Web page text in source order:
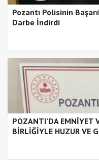
Pozantı Polisinin
Darbe İndirdi
POZANTI’DA EMNİYET
BİRLİĞİYLE HUZUR VE